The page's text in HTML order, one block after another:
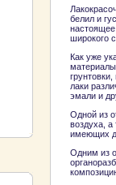
белил и
широкого
Как уже
материалы
лаки
эмали и
Одной из
воздуха, а
имеющих
Одним из